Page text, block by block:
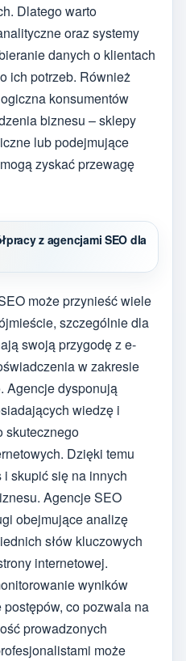
Dlatego warto
oraz systemy
danych o klientach
ich potrzeb. Również
konsumentów
biznesu – sklepy
lub podejmujące
zyskać przewagę
z agencjami SEO dla
może przynieść wiele
szczególnie dla
swoją przygodę z e-
w zakresie
Agencje dysponują
wiedzę i
skutecznego
Dzięki temu
skupić się na innych
Agencje SEO
obejmujące analizę
słów kluczowych
internetowej.
wyników
co pozwala na
prowadzonych
może